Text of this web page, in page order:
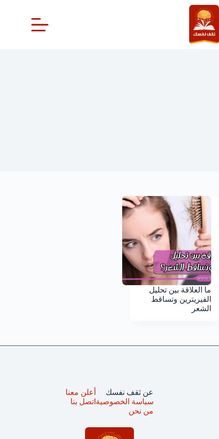
التجاوز
إلى
المحتوى
ما العلاقة بين تحليل
الفيريترين وتساقط
الشعر
عن ثقف نفسك
سياسة الخصوصية
من نحن
أعلن معنا
اتصل بنا